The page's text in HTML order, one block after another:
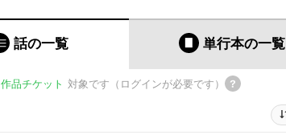
話の一覧 単行本の一覧
作品チケット 対象です（ログインが必要です）